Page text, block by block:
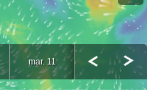
mar. 11